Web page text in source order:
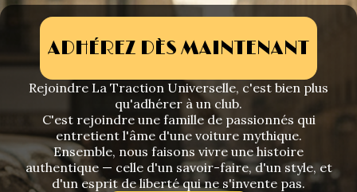
ADHÉREZ DÈS MAINTENANT
Rejoindre La Traction Universelle, c'est bien plus
qu'adhérer à un club.
C'est rejoindre une famille de passionnés qui
entretient l'âme d'une voiture mythique.
Ensemble, nous faisons vivre une histoire
authentique — celle d'un savoir-faire, d'un style, et
d'un esprit de liberté qui ne s'invente pas.